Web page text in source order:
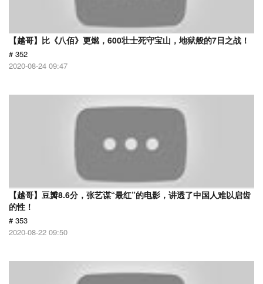
【越哥】比《八佰》更燃，600壮士死守宝山，地狱般的7日之战！
# 352
2020-08-24 09:47
【越哥】豆瓣8.6分，张艺谋“最红”的电影，讲透了中国人难以启齿
的性！
# 353
2020-08-22 09:50